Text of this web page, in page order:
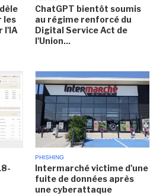
les
l'IA
ChatGPT bientôt soumis
au régime renforcé du
Digital Service Act de
l'Union...
PHISHING
Intermarché victime d'une
fuite de données après
une cyberattaque